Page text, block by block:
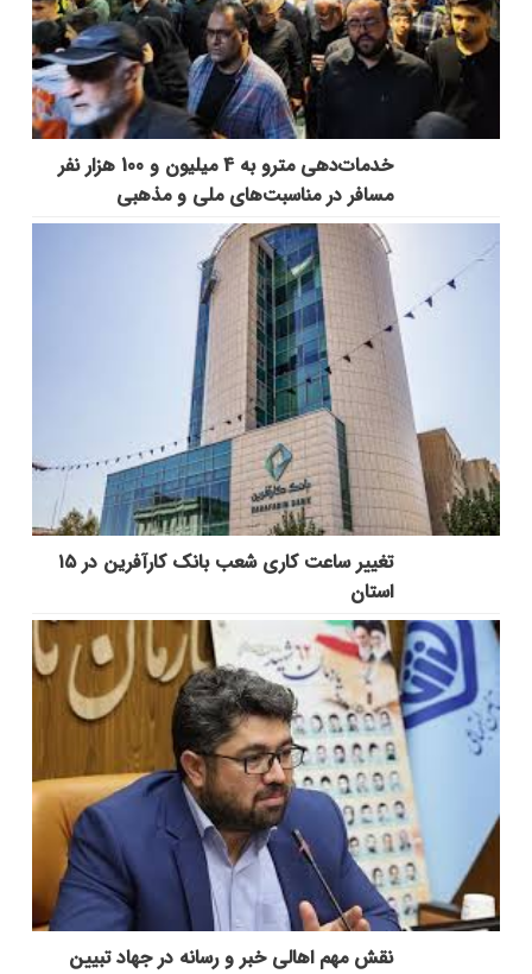
خدمات‌دهي مترو به 4 ميليون و 100 هزار نفر
مسافر در مناسبت‌هاي ملي و مذهبي
تغییر ساعت کاری شعب بانک کارآفرین در ۱۵
استان
نقش مهم اهالی خبر و رسانه در جهاد تبیین